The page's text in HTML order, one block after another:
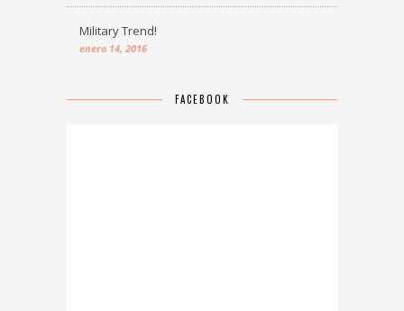
Military Trend!
enero 14, 2016
FACEBOOK